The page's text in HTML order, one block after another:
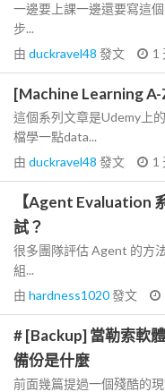
一邊要上課一邊還要寫這
步...
由 duckravel48 發文 1
[Machine Learning
這個系列文章是Udemy上
檔學一點data...
由 duckravel48 發文 1
【Agent Evaluation
試？
很多團隊評估 Agent 的方
組...
由 hardness1020發文
# [Backup] 當勒索軟
備份是什麼
前面幾篇提過一個殘酷的